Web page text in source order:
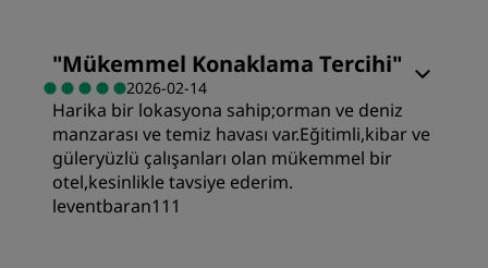
"Mükemmel Konaklama Tercihi"
2026-02-14
Harika bir lokasyona sahip;orman ve deniz
manzarası ve temiz havası var.Eğitimli,kibar ve
güleryüzlü çalışanları olan mükemmel bir
otel,kesinlikle tavsiye ederim.
leventbaran111